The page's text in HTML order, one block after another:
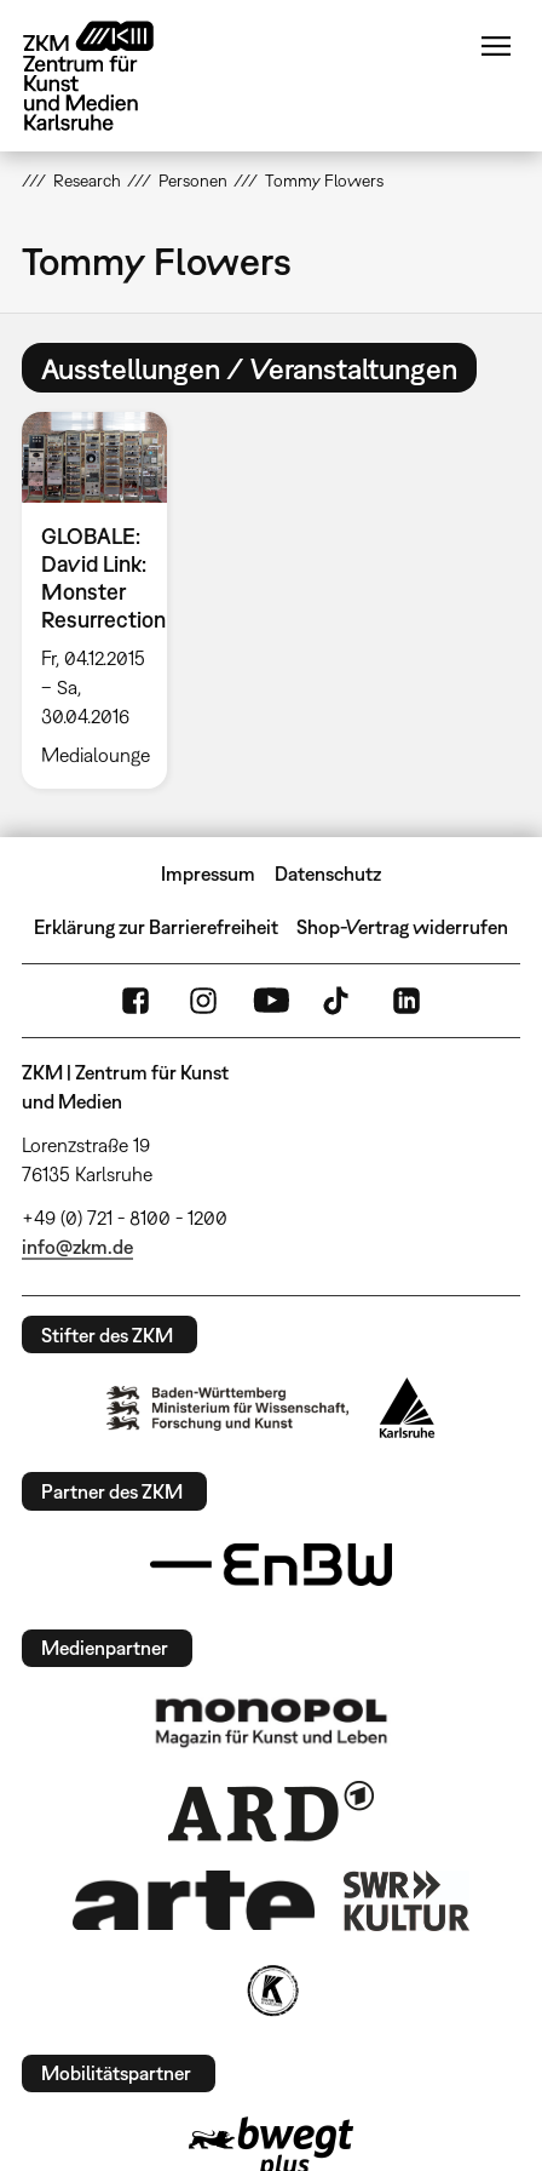
zum
Inhalt
Research Personen Tommy Flowers
Tommy Flowers
Ausstellungen / Veranstaltungen
GLOBALE:
David Link:
Monster
Resurrection
Fr, 04.12.2015
– Sa,
30.04.2016
Medialounge
Impressum Datenschutz
Erklärung zur Barrierefreiheit Shop-Vertrag widerrufen
ZKM | Zentrum für Kunst
und Medien
Lorenzstraße 19
76135 Karlsruhe
+49 (0) 721 - 8100 - 1200
info@zkm.de
Stifter des ZKM
Partner des ZKM
Medienpartner
Mobilitätspartner